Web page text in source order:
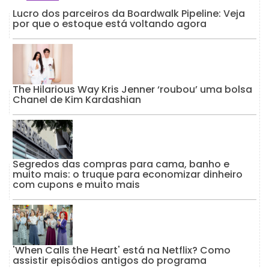
Lucro dos parceiros da Boardwalk Pipeline: Veja
por que o estoque está voltando agora
The Hilarious Way Kris Jenner ‘roubou’ uma bolsa
Chanel de Kim Kardashian
Segredos das compras para cama, banho e
muito mais: o truque para economizar dinheiro
com cupons e muito mais
'When Calls the Heart' está na Netflix? Como
assistir episódios antigos do programa